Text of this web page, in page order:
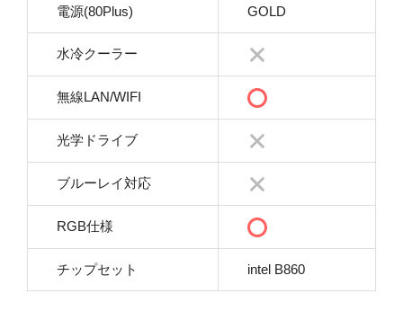
電源(80Plus) GOLD
水冷クーラー
無線LAN/WIFI
光学ドライブ
ブルーレイ対応
RGB仕様
チップセット intel B860